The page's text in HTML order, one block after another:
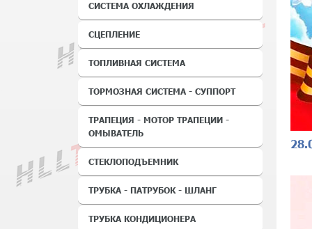
СИСТЕМА ОХЛАЖДЕНИЯ
СЦЕПЛЕНИЕ
ТОПЛИВНАЯ СИСТЕМА
ТОРМОЗНАЯ СИСТЕМА - СУППОРТ
ТРАПЕЦИЯ - МОТОР ТРАПЕЦИИ -
ОМЫВАТЕЛЬ
СТЕКЛОПОДЪЕМНИК
ТРУБКА - ПАТРУБОК - ШЛАНГ
ТРУБКА КОНДИЦИОНЕРА